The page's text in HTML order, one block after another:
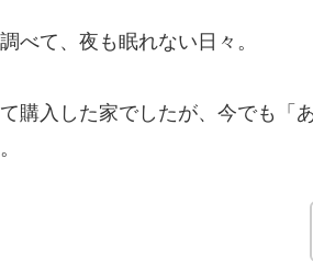
べて、夜も眠れない日々。
購入した家でしたが、今でも